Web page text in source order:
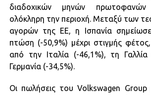
διαδοχικών μηνών
ολόκληρη την περιοχή. Μεταξύ των
αγορών της ΕΕ, η Ισπανία
πτώση (-50,9%) μέχρι στιγμής
από την Ιταλία (-46,1%), τη
Γερμανία (-34,5%).
Οι πωλήσεις του Volkswagen Group